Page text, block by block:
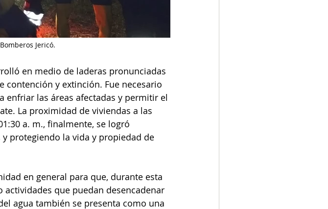
Jericó.
en medio de laderas pronunciadas
y extinción. Fue necesario
enfriar las áreas afectadas y permitir el
La proximidad de viviendas a las
a. m., finalmente, se logró
protegiendo la vida y propiedad de
en general para que, durante esta
que puedan desencadenar
agua también se presenta como una